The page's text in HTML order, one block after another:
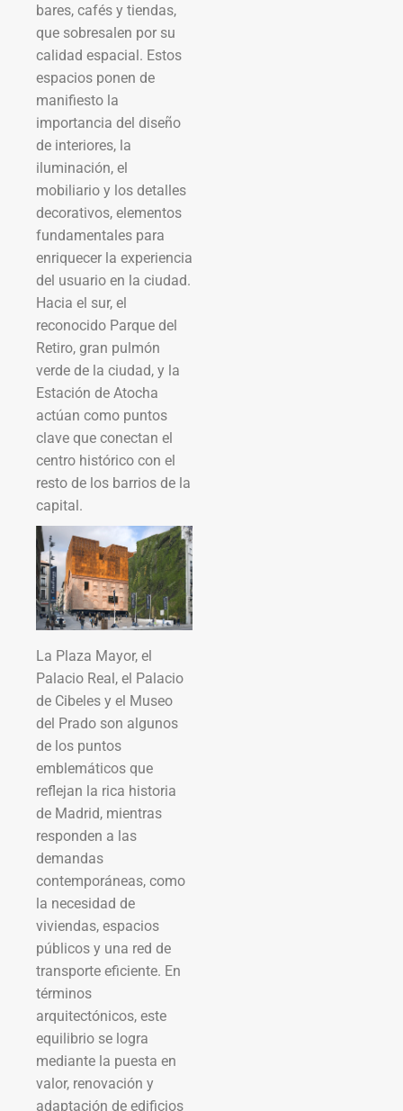
bares, cafés y tiendas,
que sobresalen por su
calidad espacial. Estos
espacios ponen de
manifiesto la
importancia del diseño
de interiores, la
iluminación, el
mobiliario y los detalles
decorativos, elementos
fundamentales para
enriquecer la experiencia
del usuario en la ciudad.
Hacia el sur, el
reconocido Parque del
Retiro, gran pulmón
verde de la ciudad, y la
Estación de Atocha
actúan como puntos
clave que conectan el
centro histórico con el
resto de los barrios de la
capital.
La Plaza Mayor, el
Palacio Real, el Palacio
de Cibeles y el Museo
del Prado son algunos
de los puntos
emblemáticos que
reflejan la rica historia
de Madrid, mientras
responden a las
demandas
contemporáneas, como
la necesidad de
viviendas, espacios
públicos y una red de
transporte eficiente. En
términos
arquitectónicos, este
equilibrio se logra
mediante la puesta en
valor, renovación y
adaptación de edificios